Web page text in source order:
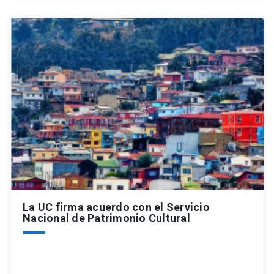
La UC firma acuerdo con el Servicio
Nacional de Patrimonio Cultural